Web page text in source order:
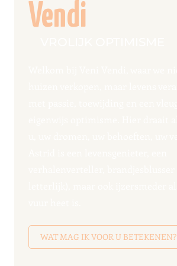
Vendi
WAT MAG IK VOOR U BETEKENEN?